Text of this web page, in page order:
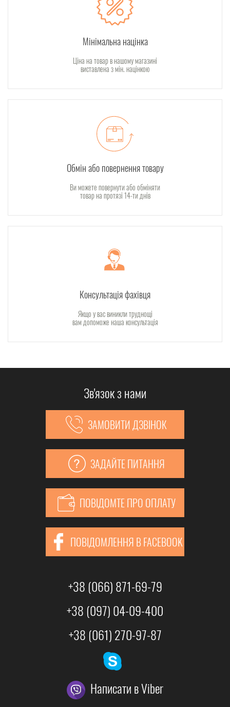
Мінімальна націнка
Ціна на товар в нашому магазині
виставлена з мін. націнкою
Обмін або повернення товару
Ви можете повернути або обміняти
товар на протязі 14-ти днів
Консультація фахівця
Якщо у вас виникли труднощі
вам допоможе наша консультація
Зв'язок з нами
ЗАМОВИТИ ДЗВІНОК
ЗАДАЙТЕ ПИТАННЯ
ПОВІДОМТЕ ПРО ОПЛАТУ
ПОВІДОМЛЕННЯ В FACEBOOK
+38 (066) 871-69-79
+38 (097) 04-09-400
+38 (061) 270-97-87
Написати в Viber